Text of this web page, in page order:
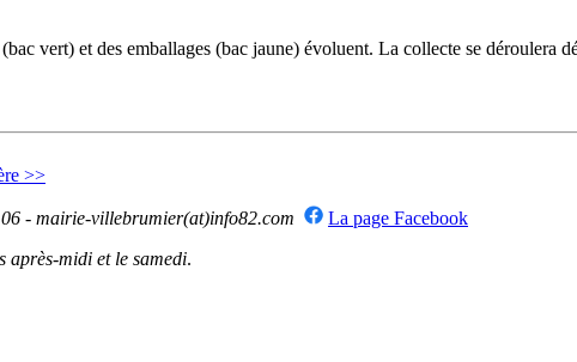
vert) et des emballages (bac jaune) évoluent. La collecte se déroulera
>>
- mairie-villebrumier(at)info82.com
La page Facebook
après-midi et le samedi.